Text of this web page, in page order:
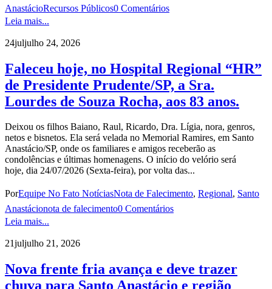
AnastácioRecursos Públicos0 Comentários
Leia mais...
24juljulho 24, 2026
Faleceu hoje, no Hospital Regional “HR”
de Presidente Prudente/SP, a Sra.
Lourdes de Souza Rocha, aos 83 anos.
Deixou os filhos Baiano, Raul, Ricardo, Dra. Lígia, nora, genros,
netos e bisnetos. Ela será velada no Memorial Ramires, em Santo
Anastácio/SP, onde os familiares e amigos receberão as
condolências e últimas homenagens. O início do velório será
hoje, dia 24/07/2026 (Sexta-feira), por volta das...
PorEquipe No Fato NotíciasNota de Falecimento, Regional, Santo
Anastácionota de falecimento0 Comentários
Leia mais...
21juljulho 21, 2026
Nova frente fria avança e deve trazer
chuva para Santo Anastácio e região